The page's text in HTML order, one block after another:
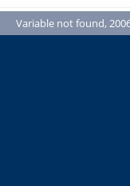
Variable not found,